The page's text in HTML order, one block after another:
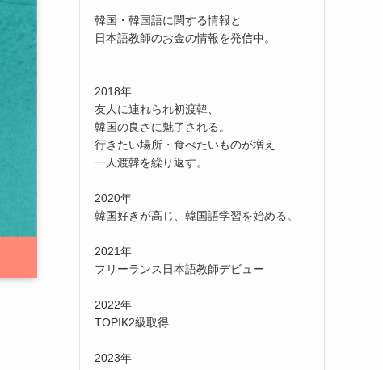
韓国・韓国語に関する情報と
日本語教師のお金の情報を発信中。
2018年
友人に連れられ初渡韓、
韓国の良さに魅了される。
行きたい場所・食べたいものが増え
一人渡韓を繰り返す。
2020年
韓国好きが高じ、韓国語学習を始める。
2021年
フリーランス日本語教師デビュー
2022年
TOPIK2級取得
2023年